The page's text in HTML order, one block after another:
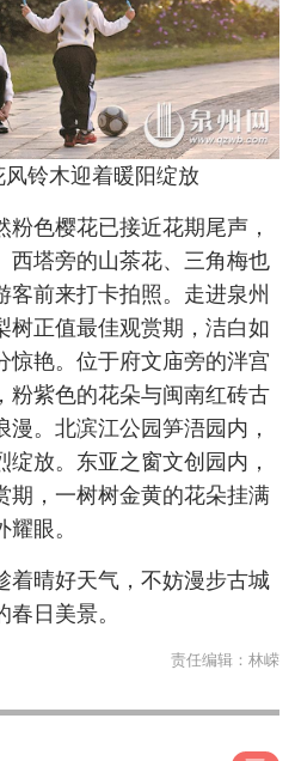
铃木迎着暖阳绽放
色樱花已接近花期尾声，
西塔旁的山茶花、三角梅也
客前来打卡拍照。走进泉州
树正值最佳观赏期，洁白如
惊艳。位于府文庙旁的泮宫
粉紫色的花朵与闽南红砖古
。北滨江公园笋浯园内，
放。东亚之窗文创园内，
期，一树树金黄的花朵挂满
眼。
着晴好天气，不妨漫步古城
日美景。
责任编辑： 林嵘